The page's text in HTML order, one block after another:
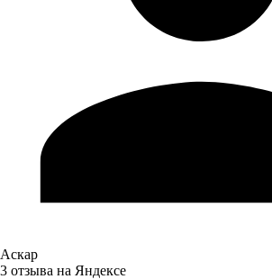
Аскар
3 отзыва на Яндексе